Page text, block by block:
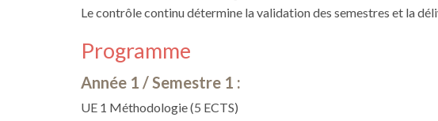
Le contrôle continu détermine la validation des semestres et la
Programme
Année 1 / Semestre 1 :
UE 1 Méthodologie (5 ECTS)